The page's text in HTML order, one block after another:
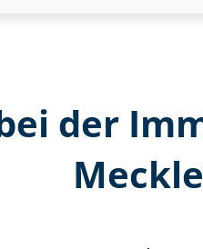
der